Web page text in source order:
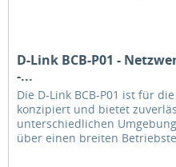
D-Link BCB-P01 -
-...
Die D-Link BCB-P01 ist für
konzipiert und bietet
unterschiedlichen
über einen breiten